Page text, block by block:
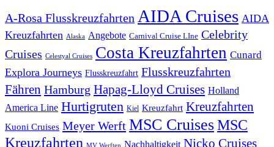
A-Rosa Flusskreuzfahrten AIDA Cruises AIDA
Kreuzfahrten
Alaska Angebote Carnival Cruise LIne Celebrity
Cruises Celestyal Cruises Costa Kreuzfahrten Cunard
Explora Journeys Flusskreuzfahrt Flusskreuzfahrten
Fähren Hamburg Hapag-Lloyd Cruises Holland
America Line Hurtigruten Kiel Kreuzfahrt Kreuzfahrten
Kuoni Cruises Meyer Werft MSC CruisesMSC
Kreuzfahrten MV Werften Nachhaltigkeit Nicko Cruises